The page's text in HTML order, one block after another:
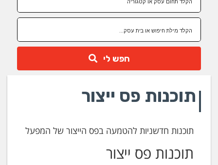
חפש לי
תוכנות פס ייצור
תוכנות חדשניות להטמעה בפס הייצור של המפעל
תוכנות פס ייצור